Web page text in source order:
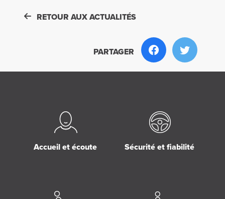
RETOUR AUX ACTUALITÉS
PARTAGER
Accueil et écoute Sécurité et fiabilité